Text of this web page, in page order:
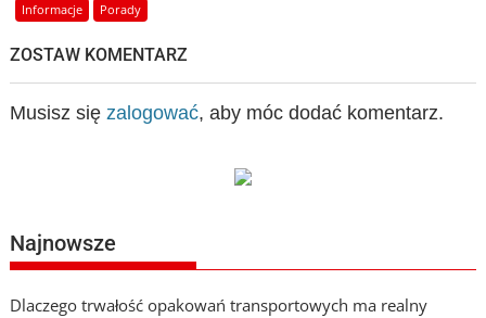
Informacje Porady
ZOSTAW KOMENTARZ
Musisz sięzalogować, aby móc dodać komentarz.
Najnowsze
Dlaczego trwałość opakowań transportowych ma realny